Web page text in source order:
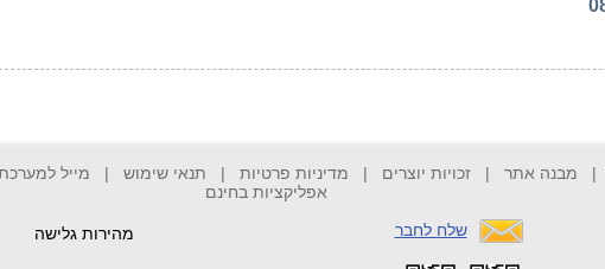
| מבנה אתר |זכויות יוצרים | מדיניות פרטיות | תנאי שימוש | מייל
אפליקציות בחינם
שלח לחבר מהירות גלישה